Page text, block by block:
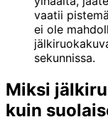
vaatii
ei ole
sekunnissa.
Miksi
kuin